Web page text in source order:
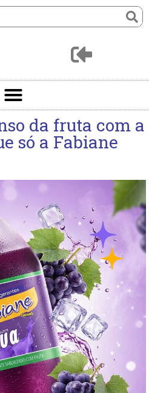
da fruta com a
só a Fabiane